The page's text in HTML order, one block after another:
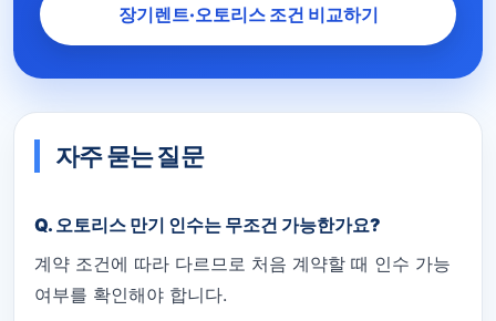
장기렌트·오토리스 조건 비교하기
자주 묻는 질문
Q. 오토리스 만기 인수는 무조건 가능한가요?
계약 조건에 따라 다르므로 처음 계약할 때 인수 가능
여부를 확인해야 합니다.